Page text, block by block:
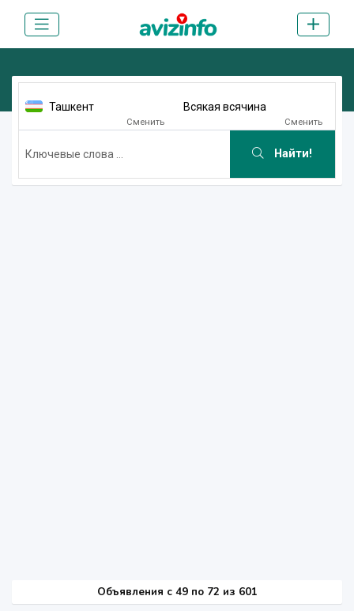
Ташкент
Сменить
Всякая всячина
Сменить
Найти!
Объявления c 49 по 72 из 601